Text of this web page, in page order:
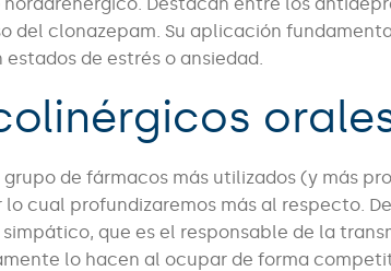
del clonazepam. Su aplicación
de estrés o ansiedad.
grupo de fármacos más utilizados (y más
lo cual profundizaremos más al respecto.
que es el responsable de la
lo hacen al ocupar de forma